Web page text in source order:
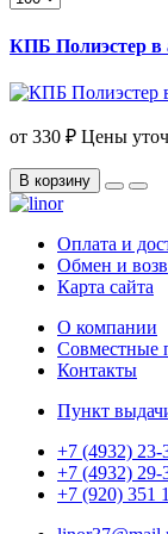
КПБ Полиэстер в
от 330 ₽ Цены
В корзину
Оплата и
Обмен и
Карта сайта
О компании
Совместные
Контакты
Пункт
+7 (4932) 23-
+7 (4932) 29-
+7 (920) 351